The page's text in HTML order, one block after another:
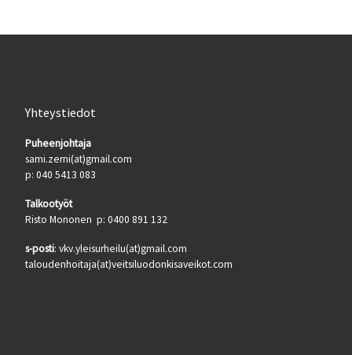
Yhteystiedot
Puheenjohtaja
sami.zerni(at)gmail.com
p: 040 5413 083
Talkootyöt
Risto Mononen p: 0400 891 132
s-posti: vkv.yleisurheilu(at)gmail.com
taloudenhoitaja(at)veitsiluodonkisaveikot.com